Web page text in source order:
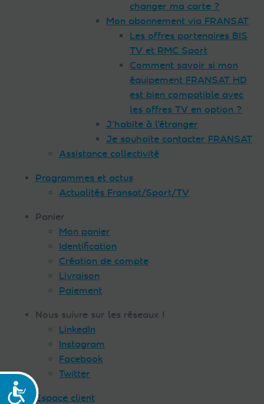
Accessibilité
changer ma carte ?
Mon abonnement via FRANSAT
Les offres partenaires BIS
TV et RMC Sport
Comment savoir si mon
équipement FRANSAT HD
est bien compatible avec
les offres TV en option ?
J’habite à l’étranger
Je souhaite contacter FRANSAT
Assistance collectivité
Programmes et actus
Actualités Fransat/Sport/TV
Panier
Mon panier
Identification
Création de compte
Livraison
Paiement
Nous suivre sur les réseaux !
LinkedIn
Instagram
Facebook
Twitter
Espace client